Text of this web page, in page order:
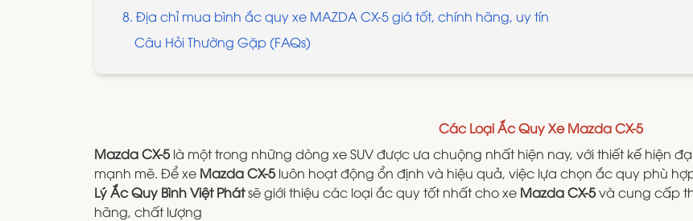
8. Địa chỉ mua bình ắc quy xe MAZDA CX-5 giá tốt, chính hãng, uy tín
Câu Hỏi Thường Gặp (FAQs)
Các Loại Ắc Quy Xe Mazda CX-5
Mazda CX-5 là một trong những dòng xe SUV được ưa chuộng nhất hiện nay, với thiết kế hiện
mạnh mẽ. Để xe Mazda CX-5 luôn hoạt động ổn định và hiệu quả, việc lựa chọn ắc quy phù
Lý Ắc Quy Bình Việt Phátsẽ giới thiệu các loại ắc quy tốt nhất cho xe Mazda CX-5và cung cấp
hãng, chất lượng